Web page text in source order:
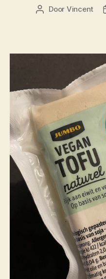
Berichtauteur
Door Vincent